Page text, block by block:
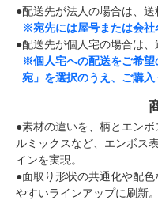
●配送先が法人の場合は、送
※宛先には屋号または会社
●配送先が個人宅の場合は、
※個人宅への配送をご希望
宛」を選択のうえ、ご購入
●素材の違いを、柄とエン
ルミックスなど、エンボス
インを実現。
●面取り形状の共通化や配
やすいラインアップに刷新。